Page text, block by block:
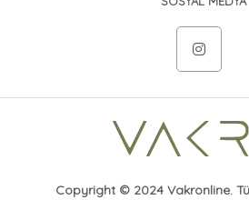
Copyright © 2024 Vakronline.